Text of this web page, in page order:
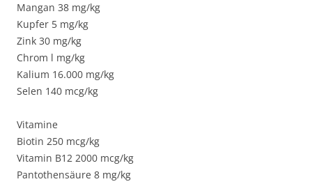
Mangan 38 mg/kg
Kupfer 5 mg/kg
Zink 30 mg/kg
Chrom l mg/kg
Kalium 16.000 mg/kg
Selen 140 mcg/kg
Vitamine
Biotin 250 mcg/kg
Vitamin B12 2000 mcg/kg
Pantothensäure 8 mg/kg